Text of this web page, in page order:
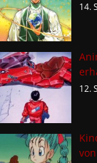
14.
12.